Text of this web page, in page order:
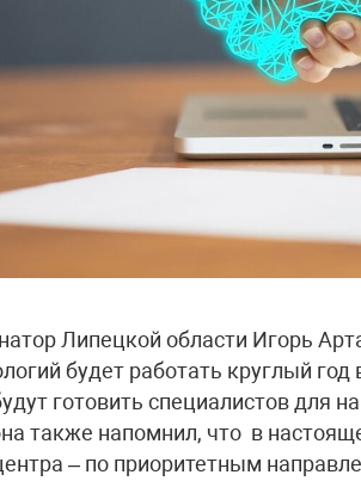
Липецкой области Игорь
будет работать круглый год
готовить специалистов для
также напомнил, что в
– по приоритетным